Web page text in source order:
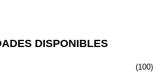
DISPONIBLES
(100)